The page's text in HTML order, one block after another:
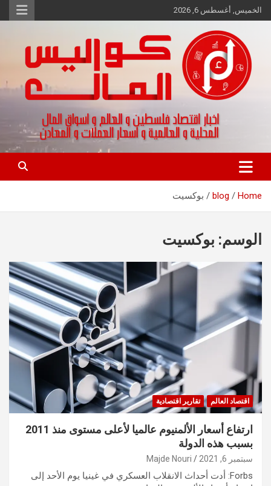
Skip
to
الخميس, أغسطس 6, 2026
كواليس المال
اخبار اقتصاد فلسطين و العالم و تقارير اسواق المال و العملات
Home
blog بوكسيت
الوسم: بوكسيت
اقتصاد العالم تقارير اقتصادية
ارتفاع أسعار الألمنيوم عالميا لأعلى مستوى منذ 2011
بسبب هذه الدولة
سبتمبر 6, 2021 Majde Nouri
Forbs: أدت أحداث الانقلاب العسكري في غينيا يوم الأحد إلى